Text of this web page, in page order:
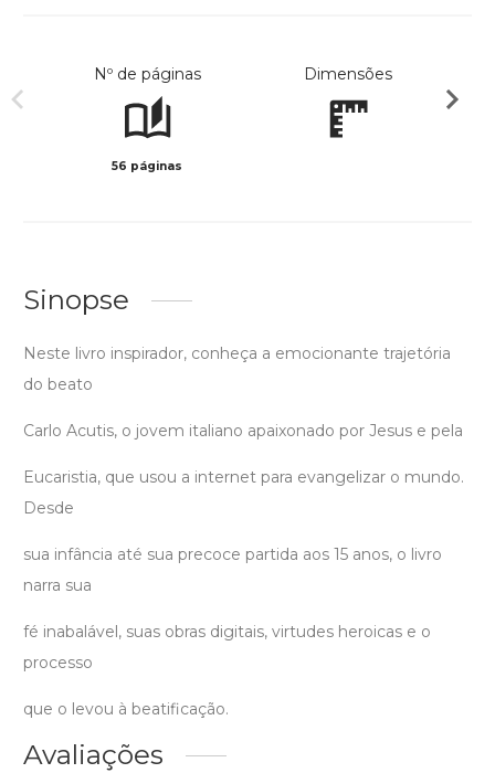
Nº de páginas
56 páginas
Dimensões
Sinopse
Neste livro inspirador, conheça a emocionante trajetória
do beato
Carlo Acutis, o jovem italiano apaixonado por Jesus e pela
Eucaristia, que usou a internet para evangelizar o mundo.
Desde
sua infância até sua precoce partida aos 15 anos, o livro
narra sua
fé inabalável, suas obras digitais, virtudes heroicas e o
processo
que o levou à beatificação.
Avaliações